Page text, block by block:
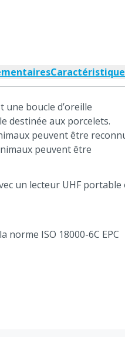
une boucle d’oreille
destinée aux porcelets.
peuvent être
peuvent être
un lecteur UHF portable
ISO 18000-6C EPC